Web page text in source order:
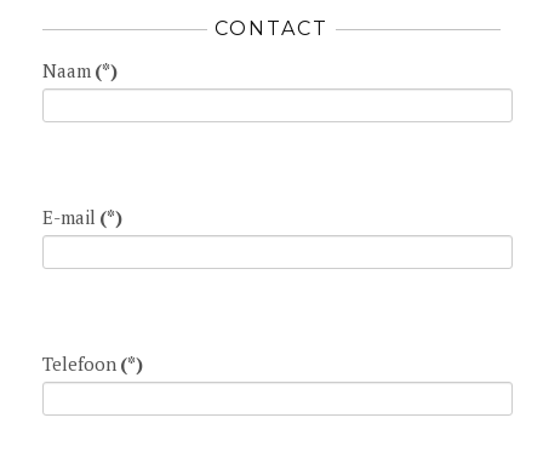
CONTACT
Naam (*)
E-mail (*)
Telefoon (*)